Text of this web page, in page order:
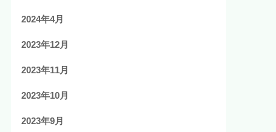
2024年4月
2023年12月
2023年11月
2023年10月
2023年9月